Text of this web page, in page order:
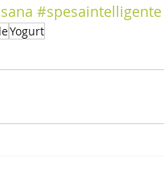
#spesaintelligente
Yogurt